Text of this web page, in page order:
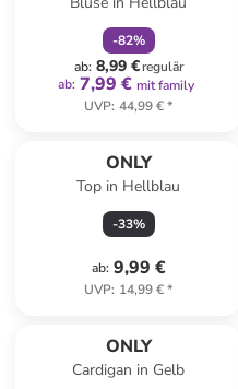
-82%
ab: 8,99 €regulär
ab: 7,99 € mit family
UVP: 44,99 €*
ONLY
Top in Hellblau
-33%
ab: 9,99 €
UVP: 14,99 €*
ONLY
Cardigan in Gelb